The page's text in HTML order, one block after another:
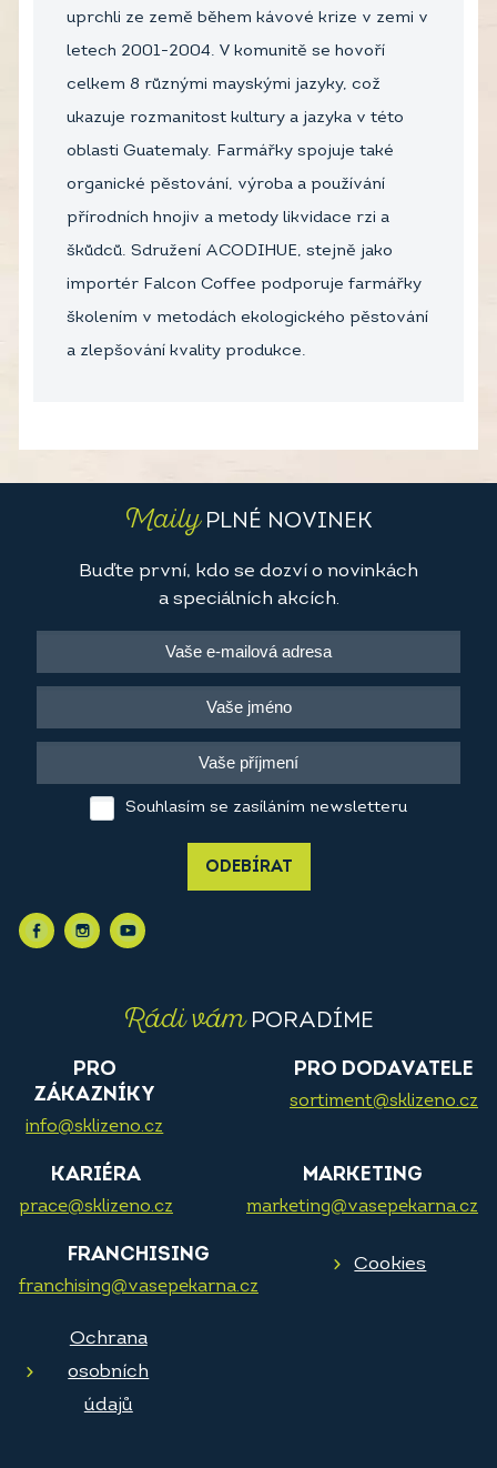
uprchli ze země během kávové krize v zemi v
letech 2001-2004. V komunitě se hovoří
celkem 8 různými mayskými jazyky, což
ukazuje rozmanitost kultury a jazyka v této
oblasti Guatemaly. Farmářky spojuje také
organické pěstování, výroba a používání
přírodních hnojiv a metody likvidace rzi a
škůdců. Sdružení ACODIHUE, stejně jako
importér Falcon Coffee podporuje farmářky
školením v metodách ekologického pěstování
a zlepšování kvality produkce.
MailyPLNÉ NOVINEK
Buďte první, kdo se dozví o novinkách
a speciálních akcích.
Souhlasím se zasíláním newsletteru
ODEBÍRAT
Rádi vámPORADÍME
PRO
ZÁKAZNÍKY
info@sklizeno.cz
PRO DODAVATELE
sortiment@sklizeno.cz
KARIÉRA
prace@sklizeno.cz
MARKETING
marketing@vasepekarna.cz
FRANCHISING
franchising@vasepekarna.cz
Cookies
Ochrana
osobních
údajů